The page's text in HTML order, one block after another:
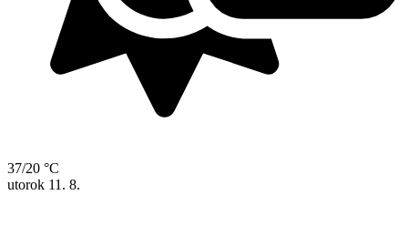
37/20 °C
utorok 11. 8.